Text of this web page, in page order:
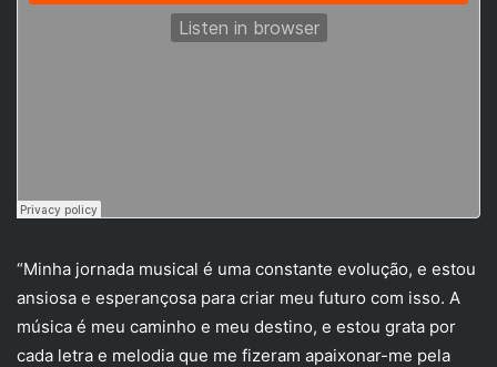
“Minha jornada musical é uma constante evolução, e estou
ansiosa e esperançosa para criar meu futuro com isso. A
música é meu caminho e meu destino, e estou grata por
cada letra e melodia que me fizeram apaixonar-me pela